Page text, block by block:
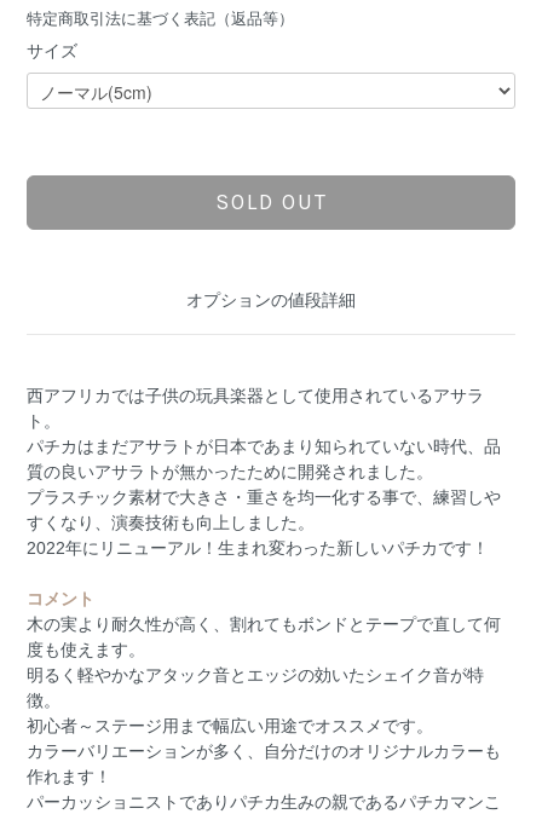
特定商取引法に基づく表記（返品等）
サイズ
SOLD OUT
オプションの値段詳細
西アフリカでは子供の玩具楽器として使用されているアサラ
ト。
パチカはまだアサラトが日本であまり知られていない時代、品
質の良いアサラトが無かったために開発されました。
プラスチック素材で大きさ・重さを均一化する事で、練習しや
すくなり、演奏技術も向上しました。
2022年にリニューアル！生まれ変わった新しいパチカです！
コメント
木の実より耐久性が高く、割れてもボンドとテープで直して何
度も使えます。
明るく軽やかなアタック音とエッジの効いたシェイク音が特
徴。
初心者～ステージ用まで幅広い用途でオススメです。
カラーバリエーションが多く、自分だけのオリジナルカラーも
作れます！
パーカッショニストでありパチカ生みの親であるパチカマンこ